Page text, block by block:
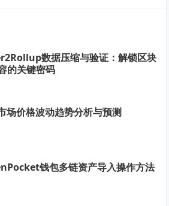
数据压缩与验证：解锁区块
的关键密码
场价格波动趋势分析与预测
钱包多链资产导入操作方法